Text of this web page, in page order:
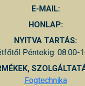
E-MAIL:
HONLAP:
NYITVA TARTÁS:
Péntekig: 08:00-
Fogtechnika